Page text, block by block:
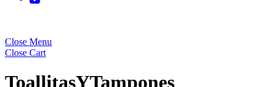
Close Menu
Close Cart
ToallitasYTampones